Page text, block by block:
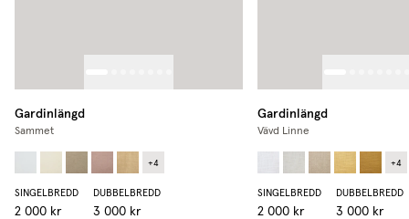
Gardinlängd
Sammet
+4
SINGELBREDD
2 000 kr
DUBBELBREDD
3 000 kr
Gardinlängd
Vävd Linne
+4
SINGELBREDD
2 000 kr
DUBBELBREDD
3 000 kr